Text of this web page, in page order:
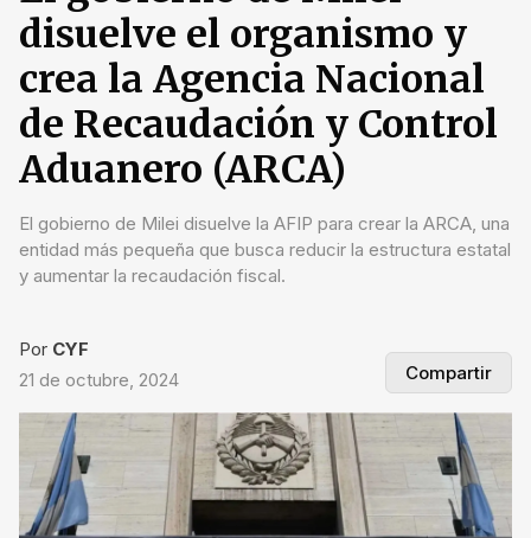
disuelve el organismo y
crea la Agencia Nacional
de Recaudación y Control
Aduanero (ARCA)
El gobierno de Milei disuelve la AFIP para crear la ARCA, una
entidad más pequeña que busca reducir la estructura estatal
y aumentar la recaudación fiscal.
Por CYF
21 de octubre, 2024
Compartir